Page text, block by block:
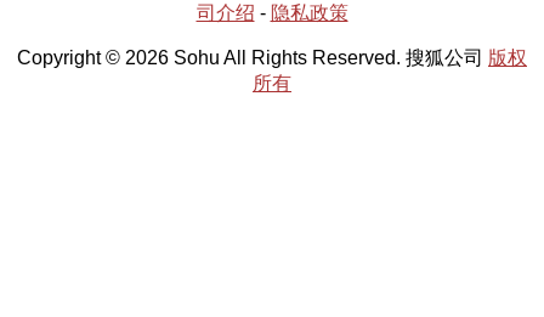
司介绍 - 隐私政策
Copyright © 2026 Sohu All Rights Reserved. 搜狐公司 版权
所有